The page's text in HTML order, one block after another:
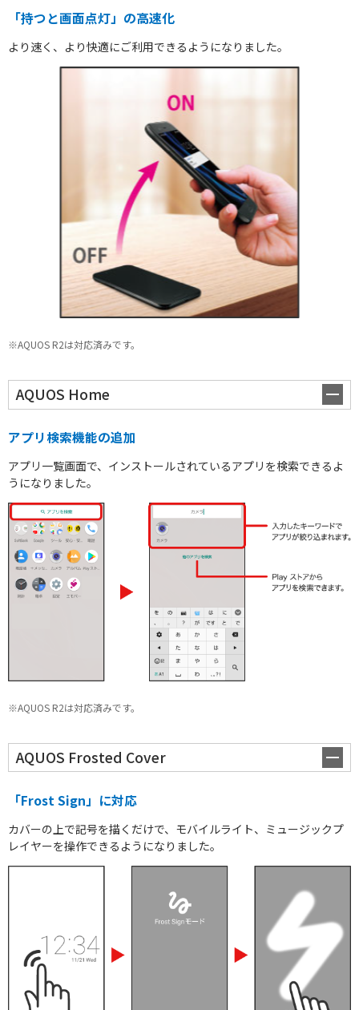
スマホ活用術
「持つと画面点灯」の高速化
より速く、より快適にご利用できるようになりました。
※AQUOS R2は対応済みです。
AQUOS Home
アプリ検索機能の追加
アプリ一覧画面で、インストールされているアプリを検索できるよ
うになりました。
※AQUOS R2は対応済みです。
AQUOS Frosted Cover
「Frost Sign」に対応
カバーの上で記号を描くだけで、モバイルライト、ミュージックプ
レイヤーを操作できるようになりました。